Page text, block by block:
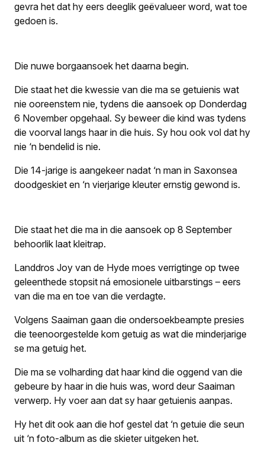
gevra het dat hy eers deeglik geëvalueer word, wat toe
gedoen is.
Die nuwe borgaansoek het daarna begin.
Die staat het die kwessie van die ma se getuienis wat
nie ooreenstem nie, tydens die aansoek op Donderdag
6 November opgehaal. Sy beweer die kind was tydens
die voorval langs haar in die huis. Sy hou ook vol dat hy
nie ‘n bendelid is nie.
Die 14-jarige is aangekeer nadat ‘n man in Saxonsea
doodgeskiet en ‘n vierjarige kleuter ernstig gewond is.
Die staat het die ma in die aansoek op 8 September
behoorlik laat kleitrap.
Landdros Joy van de Hyde moes verrigtinge op twee
geleenthede stopsit ná emosionele uitbarstings – eers
van die ma en toe van die verdagte.
Volgens Saaiman gaan die ondersoekbeampte presies
die teenoorgestelde kom getuig as wat die minderjarige
se ma getuig het.
Die ma se volharding dat haar kind die oggend van die
gebeure by haar in die huis was, word deur Saaiman
verwerp. Hy voer aan dat sy haar getuienis aanpas.
Hy het dit ook aan die hof gestel dat ‘n getuie die seun
uit ‘n foto-album as die skieter uitgeken het.